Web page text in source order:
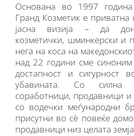
Основана во 1997
Гранд Козметик е приватна
јасна визија – да
козметички, шминкерски и
нега на коса на
над 22 години сме синоним
достапност и сигурност
убавината. Со
соработници, продавници и
со водечки меѓународни
присутни во сè повеќе
продавници низ целата